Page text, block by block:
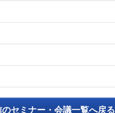
のセミナー・会議一覧へ戻る